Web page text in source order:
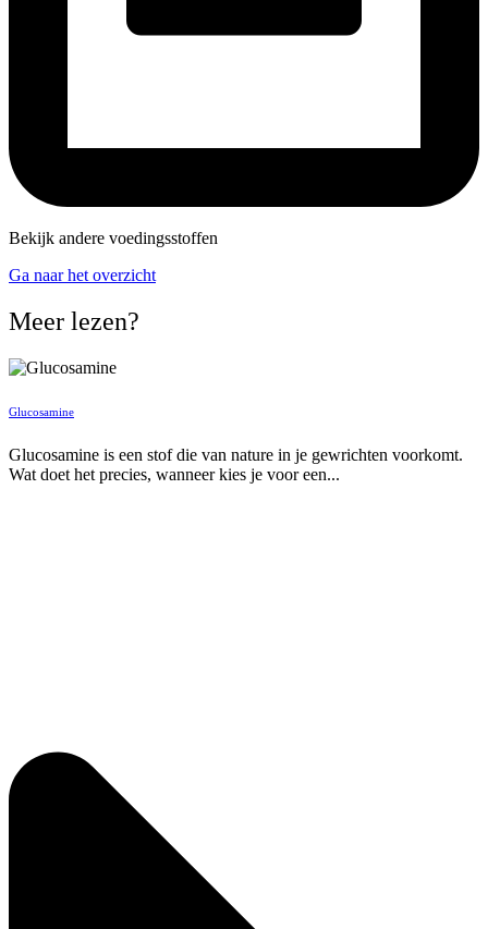
Bekijk andere voedingsstoffen
Ga naar het overzicht
Meer lezen?
Glucosamine
Glucosamine is een stof die van nature in je gewrichten voorkomt.
Wat doet het precies, wanneer kies je voor een...